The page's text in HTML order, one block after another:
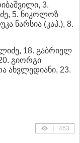
3.
5. ნიკოლოზ
ნარსია (კაპ.), 8.
18. გაბრიელ
გიორგი
ახვლედიანი, 23.
463